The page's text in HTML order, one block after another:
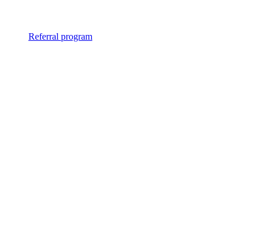
Referral program